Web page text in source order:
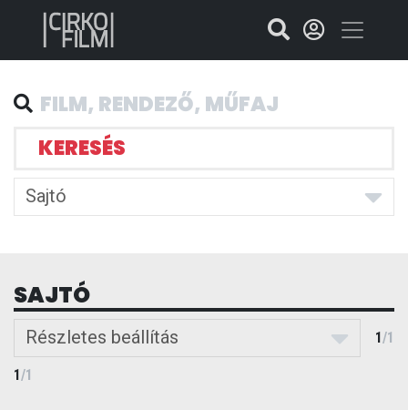
KERESÉS
Sajtó
SAJTÓ
Részletes beállítás 1/1
1/1